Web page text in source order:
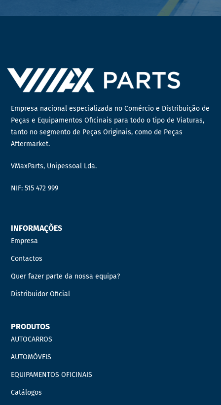
Empresa nacional especializada no Comércio e Distribuição de
Peças e Equipamentos Oficinais para todo o tipo de Viaturas,
tanto no segmento de Peças Originais, como de Peças
Aftermarket.
VMaxParts, Unipessoal Lda.
NIF: 515 472 999
INFORMAÇÕES
Empresa
Contactos
Quer fazer parte da nossa equipa?
Distribuidor Oficial
PRODUTOS
AUTOCARROS
AUTOMÓVEIS
EQUIPAMENTOS OFICINAIS
Catálogos